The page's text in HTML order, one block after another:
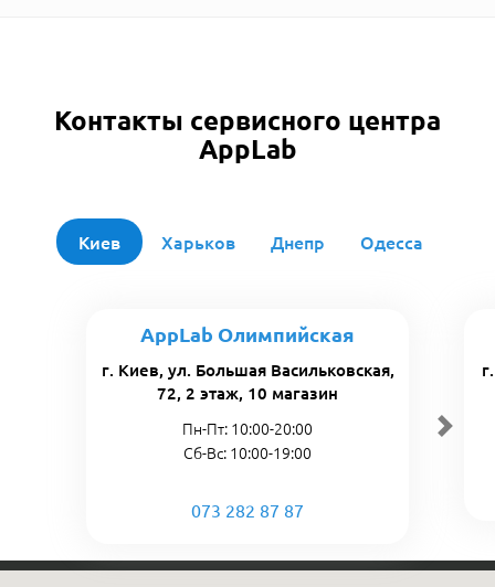
Контакты сервисного центра
AppLab
Киев Харьков Днепр Одесса
AppLab Олимпийская
г. Киев, ул. Большая Васильковская,
72, 2 этаж, 10 магазин
Пн-Пт: 10:00-20:00
Сб-Вс: 10:00-19:00
073 282 87 87